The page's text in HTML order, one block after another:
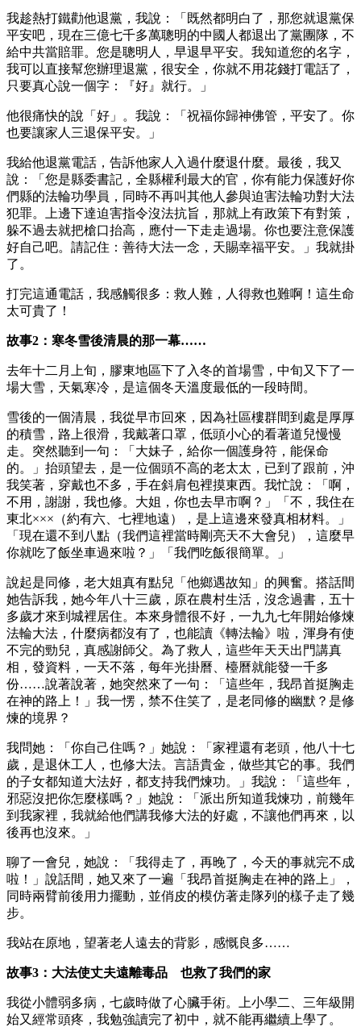
我趁熱打鐵勸他退黨，我說：「既然都明白了，那您就退黨保
平安吧，現在三億七千多萬聰明的中國人都退出了黨團隊，不
給中共當賠罪。您是聰明人，早退早平安。我知道您的名字，
我可以直接幫您辦理退黨，很安全，你就不用花錢打電話了，
只要真心說一個字：『好』就行。」
他很痛快的說「好」。我說：「祝福你歸神佛管，平安了。你
也要讓家人三退保平安。」
我給他退黨電話，告訴他家人入過什麼退什麼。最後，我又
說：「您是縣委書記，全縣權利最大的官，你有能力保護好你
們縣的法輪功學員，同時不再叫其他人參與迫害法輪功對大法
犯罪。上邊下達迫害指令沒法抗旨，那就上有政策下有對策，
躲不過去就把槍口抬高，應付一下走走過場。你也要注意保護
好自己吧。請記住：善待大法一念，天賜幸福平安。」我就掛
了。
打完這通電話，我感觸很多：救人難，人得救也難啊！這生命
太可貴了！
故事2：寒冬雪後清晨的那一幕……
去年十二月上旬，膠東地區下了入冬的首場雪，中旬又下了一
場大雪，天氣寒冷，是這個冬天溫度最低的一段時間。
雪後的一個清晨，我從早市回來，因為社區樓群間到處是厚厚
的積雪，路上很滑，我戴著口罩，低頭小心的看著道兒慢慢
走。突然聽到一句：「大妹子，給你一個護身符，能保命
的。」抬頭望去，是一位個頭不高的老太太，已到了跟前，沖
我笑著，穿戴也不多，手在斜肩包裡摸東西。我忙說：「啊，
不用，謝謝，我也修。大姐，你也去早市啊？」「不，我住在
東北×××（約有六、七裡地遠），是上這邊來發真相材料。」
「現在還不到八點（我們這裡當時剛亮天不大會兒），這麼早
你就吃了飯坐車過來啦？」「我們吃飯很簡單。」
說起是同修，老大姐真有點兒「他鄉遇故知」的興奮。搭話間
她告訴我，她今年八十三歲，原在農村生活，沒念過書，五十
多歲才來到城裡居住。本來身體很不好，一九九七年開始修煉
法輪大法，什麼病都沒有了，也能讀《轉法輪》啦，渾身有使
不完的勁兒，真感謝師父。為了救人，這些年天天出門講真
相，發資料，一天不落，每年光掛曆、檯曆就能發一千多
份……說著說著，她突然來了一句：「這些年，我昂首挺胸走
在神的路上！」我一愣，禁不住笑了，是老同修的幽默？是修
煉的境界？
我問她：「你自己住嗎？」她說：「家裡還有老頭，他八十七
歲，是退休工人，也修大法。言語貴金，做些其它的事。我們
的子女都知道大法好，都支持我們煉功。」我說：「這些年，
邪惡沒把你怎麼樣嗎？」她說：「派出所知道我煉功，前幾年
到我家裡，我就給他們講我修大法的好處，不讓他們再來，以
後再也沒來。」
聊了一會兒，她說：「我得走了，再晚了，今天的事就完不成
啦！」說話間，她又來了一遍「我昂首挺胸走在神的路上」，
同時兩臂前後用力擺動，並俏皮的模仿著走隊列的樣子走了幾
步。
我站在原地，望著老人遠去的背影，感慨良多……
故事3：大法使丈夫遠離毒品 也救了我們的家
我從小體弱多病，七歲時做了心臟手術。上小學二、三年級開
始又經常頭疼，我勉強讀完了初中，就不能再繼續上學了。